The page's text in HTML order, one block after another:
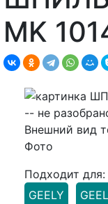
MK
Внешний вид
Фото
Подходит для:
GEELY